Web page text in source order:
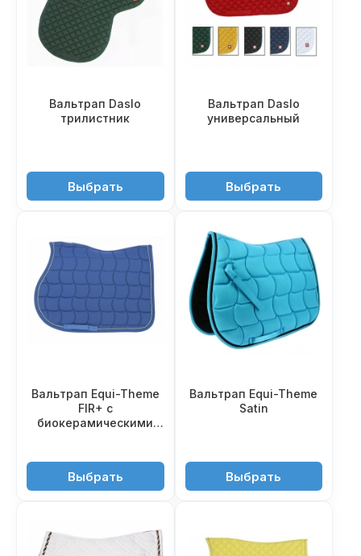
Вальтрап Daslo
трилистник
2'950 ₽Выбрать
Вальтрап Daslo
универсальный
2'950 ₽Выбрать
Вальтрап Equi-Theme
FIR+ с
биокерамическими
5'180 ₽Выбрать
Вальтрап Equi-Theme
Satin
4'250 ₽Выбрать